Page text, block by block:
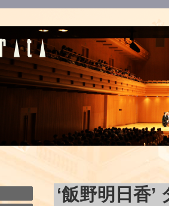
‘飯野明日香